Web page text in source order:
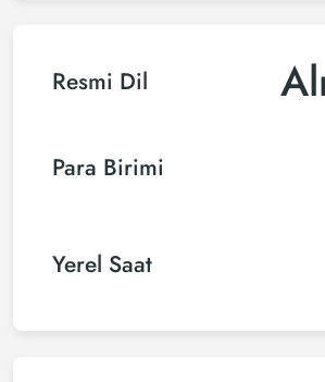
Resmi Dil
Para Birimi
Yerel Saat